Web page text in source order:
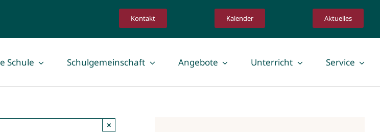
Kontakt Kalender Aktuelles
Schule Schulgemeinschaft Angebote Unterricht Service
×